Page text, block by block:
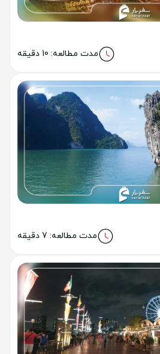
مدت مطالعه: 10 دقیقه
مدت مطالعه: 7 دقیقه